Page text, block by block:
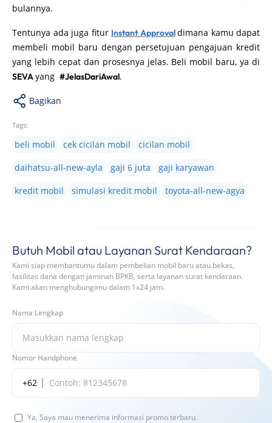
bulannya.
Tentunya ada juga fitur Instant Approvaldimana kamu dapat
membeli mobil baru dengan persetujuan pengajuan kredit
yang lebih cepat dan prosesnya jelas. Beli mobil baru, ya di
SEVAyang #JelasDariAwal.
Bagikan
Tags:
beli mobil cek cicilan mobil
cicilan mobil
daihatsu-all-new-ayla
gaji 6 juta
gaji karyawan
kredit mobil
simulasi kredit mobil toyota-all-new-agya
Butuh Mobil atau Layanan Surat Kendaraan?
Kami siap membantumu dalam pembelian mobil baru atau bekas,
fasilitas dana dengan jaminan BPKB, serta layanan surat kendaraan.
Kami akan menghubungimu dalam 1x24 jam.
Nama Lengkap
Nomor Handphone
+62
Ya, Saya mau menerima informasi promo terbaru.